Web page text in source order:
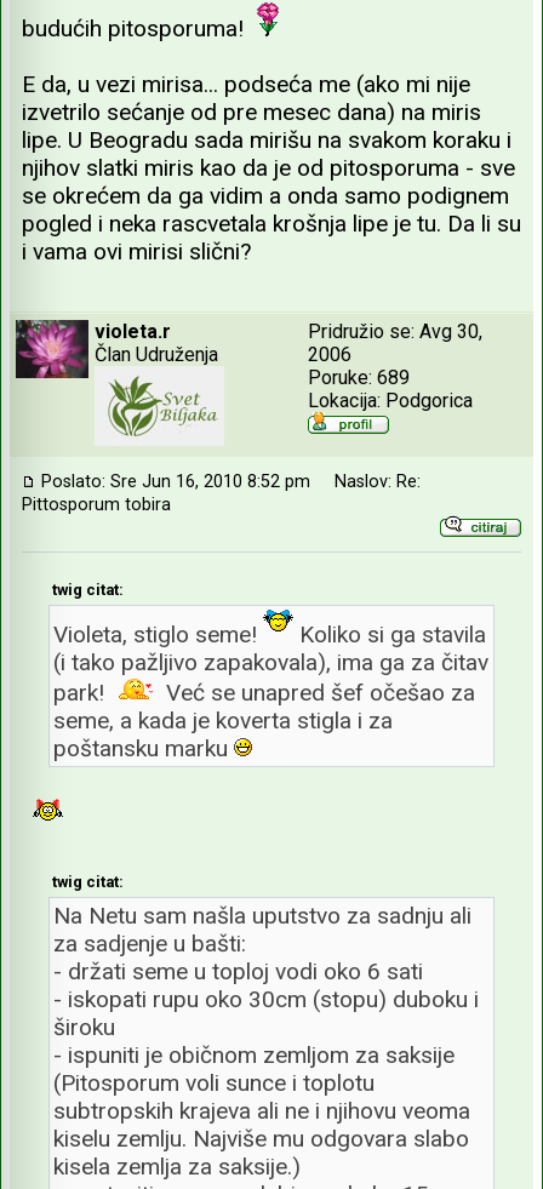
budućih pitosporuma!
E da, u vezi mirisa... podseća me (ako mi nije
izvetrilo sećanje od pre mesec dana) na miris
lipe. U Beogradu sada mirišu na svakom koraku i
njihov slatki miris kao da je od pitosporuma - sve
se okrećem da ga vidim a onda samo podignem
pogled i neka rascvetala krošnja lipe je tu. Da li su
i vama ovi mirisi slični?
violeta.r
Član Udruženja
Pridružio se: Avg 30,
2006
Poruke: 689
Lokacija: Podgorica
Poslato: Sre Jun 16, 2010 8:52 pm
Naslov: Re:
Pittosporum tobira
twig citat:
Violeta, stiglo seme!
Koliko si ga stavila
(i tako pažljivo zapakovala), ima ga za čitav
park!
Već se unapred šef očešao za
seme, a kada je koverta stigla i za
poštansku marku
twig citat:
Na Netu sam našla uputstvo za sadnju ali
za sadjenje u bašti:
- držati seme u toploj vodi oko 6 sati
- iskopati rupu oko 30cm (stopu) duboku i
široku
- ispuniti je običnom zemljom za saksije
(Pitosporum voli sunce i toplotu
subtropskih krajeva ali ne i njihovu veoma
kiselu zemlju. Najviše mu odgovara slabo
kisela zemlja za saksije.)